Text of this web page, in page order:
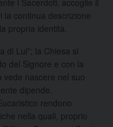
la continua descrizione
propria identità.
di Lui”; la Chiesa si
del Signore e con la
vede nascere nel suo
dipende.
rendono
nella quali, proprio